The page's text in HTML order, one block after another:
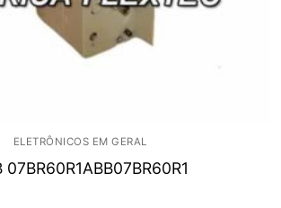
ELETRÔNICOS EM GERAL
07BR60R1ABB07BR60R1